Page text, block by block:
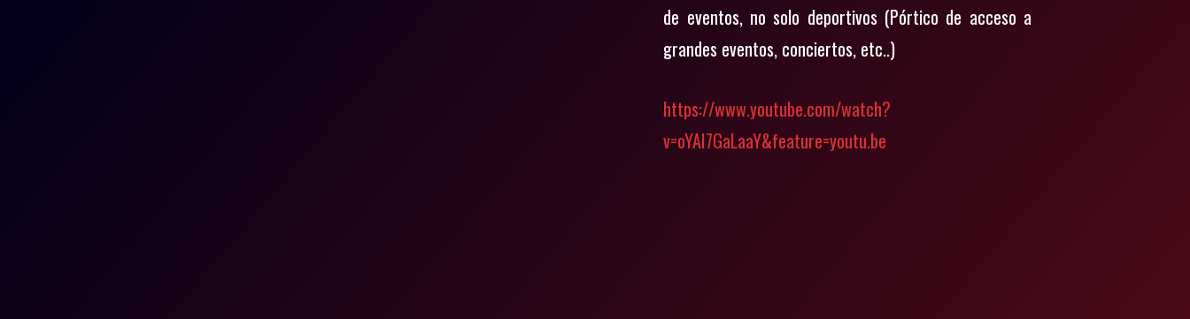
de eventos, no solo deportivos (Pórtico de acceso a
grandes eventos, conciertos, etc..)
https://www.youtube.com/watch?
v=oYAI7GaLaaY&feature=youtu.be